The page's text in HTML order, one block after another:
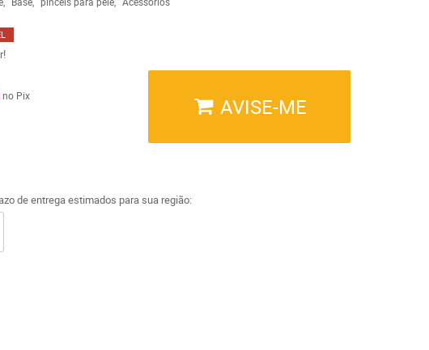
no Pix AVISE-ME
de entrega estimados para sua região: